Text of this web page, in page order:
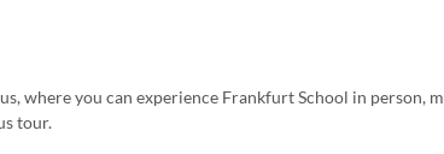
where you can experience Frankfurt School in person,
tour.